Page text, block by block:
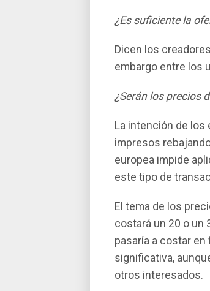
¿Es suficiente la
Dicen los
embargo entre los
¿Serán los precios
La intención de
impresos
europea impide
este tipo de
El tema de los
costará un 20 o un
pasarí­a a costar
significativa,
otros interesados.